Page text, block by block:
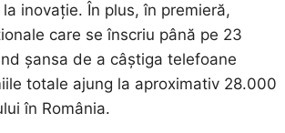
inovație. În plus, în premieră,
care se înscriu până pe 23
șansa de a câștiga telefoane
totale ajung la aproximativ 28.000
în România.